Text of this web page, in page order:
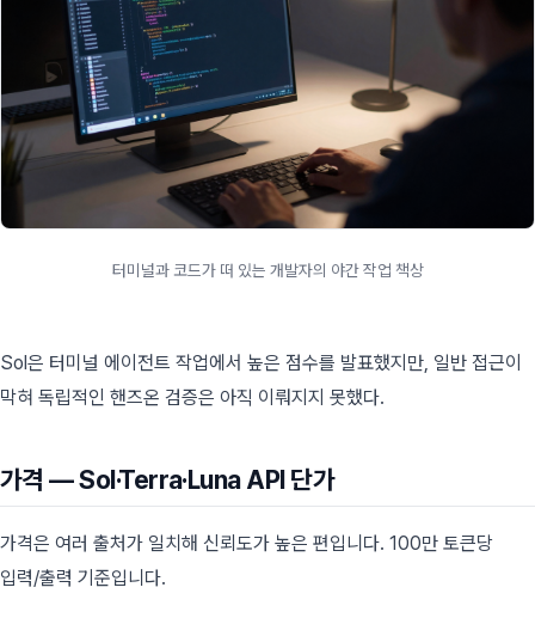
터미널과 코드가 떠 있는 개발자의 야간 작업 책상
Sol은 터미널 에이전트 작업에서 높은 점수를 발표했지만, 일반 접근이
막혀 독립적인 핸즈온 검증은 아직 이뤄지지 못했다.
가격 — Sol·Terra·Luna API 단가
가격은 여러 출처가 일치해 신뢰도가 높은 편입니다. 100만 토큰당
입력/출력 기준입니다.